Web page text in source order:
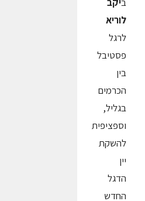
לוריא
לרגל
פסטיבל
בין
הכרמים
בגליל,
וספציפית
להשקת
יין
הדגל
החדש